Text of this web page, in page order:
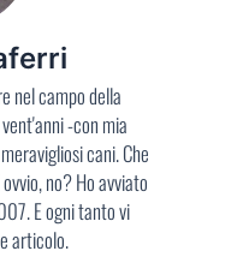
nel campo della
-con mia
cani. Che
no? Ho avviato
E ogni tanto vi
articolo.